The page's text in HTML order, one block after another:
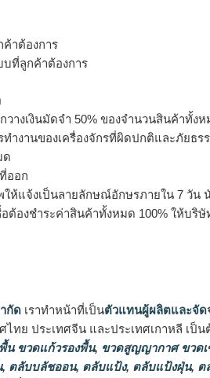
าต้องการ
ที่ลูกค้าต้องการ
วางเงินมัดจำ 50% ของจำนวนสินค้าทั้งห
ทำงานของเครื่องจักรที่ผิดปกติและภัยธร
ด
ออก
แจ้งเป็นลายลักษณ์อักษรภายใน 7 วัน
องชำระค่าสินค้าทั้งหมด 100% ให้บริษั
กัด เราทำหน้าที่เป็นตัวแทนผู้ผลิตและจัด
ไทย ประเทศจีน และประเทศเกาหลี เ
น ขวดแก้วรองพื้น, ขวดสูญญากาศ ขวดเ
, ตลับบลัชออน, ตลับแป้ง, ตลับแป้งฝุ่น, ต